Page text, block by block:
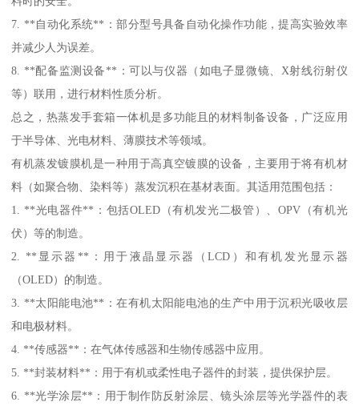
7. **自动化系统**：部分型号具备自动化操作功能，提高实验效率
并减少人为误差。
8. **配备监测设备**：可以与仪器（如电子显微镜、X射线衍射仪
等）联用，进行材料性质分析。
总之，热蒸发手套箱一体机是多功能且的材料制备设备，广泛应用
于半导体、光电材料、薄膜技术等领域。
有机蒸发镀膜机是一种用于高真空镀膜的设备，主要用于将有机材
料（如聚合物、染料等）蒸发沉积在基材表面。其适用范围包括：
1. **光电器件**：包括OLED（有机发光二极管）、OPV（有机光
伏）等的制造。
2. **显示器**：用于液晶显示器（LCD）和有机发光显示器
（OLED）的制造。
3. **太阳能电池**：在有机太阳能电池的生产中用于沉积光吸收层
和电极材料。
4. **传感器**：在气体传感器和生物传感器中应用。
5. **封装材料**：用于有机或柔性电子器件的封装，提供保护层。
6. **光学涂层**：用于制作防反射涂层、镜头涂层等光学器件的表